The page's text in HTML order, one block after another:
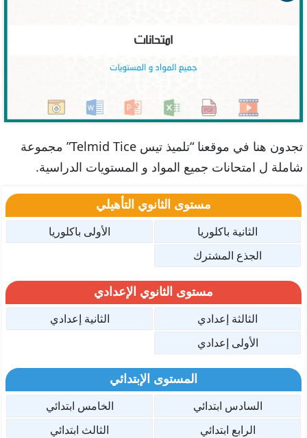
تجدون هنا في موقعنا “تلميذ تيس Telmid Tice” مجموعة
شاملة ل امتحانات جميع المواد و المستويات الدراسية.
مستوى الثانوي التأهيلي
الثانية باكلوريا
الأولى باكلوريا
الجذع المشترك
مستوى الثانوي الإعدادي
الثالثة إعدادي
الثانية إعدادي
الأولى إعدادي
المستوى الإبتدائي
السادس ابتدائي
الخامس ابتدائي
الرابع ابتدائي
الثالث ابتدائي